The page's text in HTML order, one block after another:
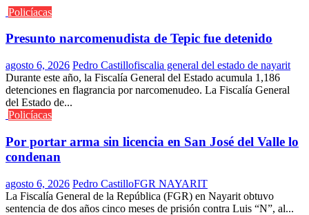
Policíacas
Presunto narcomenudista de Tepic fue detenido
agosto 6, 2026 Pedro Castillofiscalia general del estado de nayarit
Durante este año, la Fiscalía General del Estado acumula 1,186
detenciones en flagrancia por narcomenudeo. La Fiscalía General
del Estado de...
Policíacas
Por portar arma sin licencia en San José del Valle lo
condenan
agosto 6, 2026 Pedro CastilloFGR NAYARIT
La Fiscalía General de la República (FGR) en Nayarit obtuvo
sentencia de dos años cinco meses de prisión contra Luis “N”, al...